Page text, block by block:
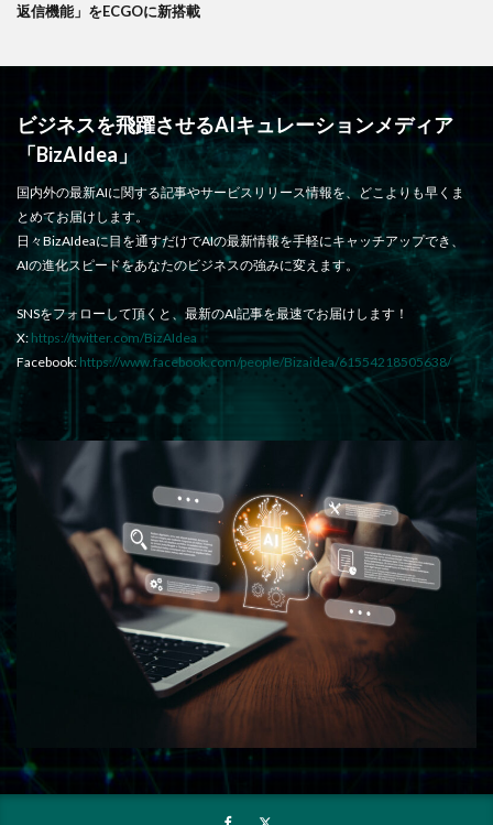
返信機能」をECGOに新搭載
ビジネスを飛躍させるAIキュレーションメディア
「BizAIdea」
国内外の最新AIに関する記事やサービスリリース情報を、どこよりも早くま
とめてお届けします。
日々BizAIdeaに目を通すだけでAIの最新情報を手軽にキャッチアップでき、
AIの進化スピードをあなたのビジネスの強みに変えます。
SNSをフォローして頂くと、最新のAI記事を最速でお届けします！
X: https://twitter.com/BizAIdea
Facebook: https://www.facebook.com/people/Bizaidea/61554218505638/